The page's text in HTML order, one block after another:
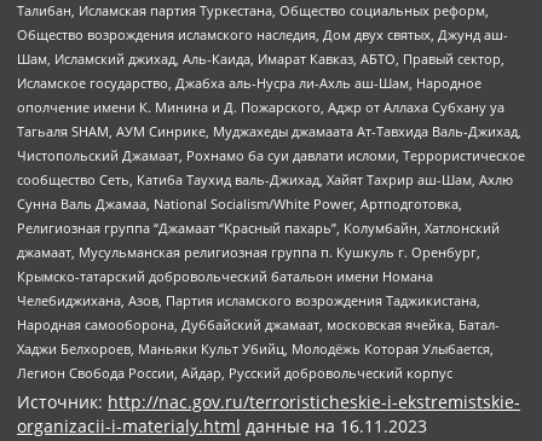
Талибан, Исламская партия Туркестана, Общество социальных реформ,
Общество возрождения исламского наследия, Дом двух святых, Джунд аш-
Шам, Исламский джихад, Аль-Каида, Имарат Кавказ, АБТО, Правый сектор,
Исламское государство, Джабха аль-Нусра ли-Ахль аш-Шам, Народное
ополчение имени К. Минина и Д. Пожарского, Аджр от Аллаха Субхану уа
Тагьаля SHAM, АУМ Синрике, Муджахеды джамаата Ат-Тавхида Валь-Джихад,
Чистопольский Джамаат, Рохнамо ба суи давлати исломи, Террористическое
сообщество Сеть, Катиба Таухид валь-Джихад, Хайят Тахрир аш-Шам, Ахлю
Сунна Валь Джамаа, National Socialism/White Power, Артподготовка,
Религиозная группа “Джамаат “Красный пахарь”, Колумбайн, Хатлонский
джамаат, Мусульманская религиозная группа п. Кушкуль г. Оренбург,
Крымско-татарский добровольческий батальон имени Номана
Челебиджихана, Азов, Партия исламского возрождения Таджикистана,
Народная самооборона, Дуббайский джамаат, московская ячейка, Батал-
Хаджи Белхороев, Маньяки Культ Убийц, Молодёжь Которая Улыбается,
Легион Свобода России, Айдар, Русский добровольческий корпус
Источник: http://nac.gov.ru/terroristicheskie-i-ekstremistskie-
organizacii-i-materialy.html данные на 16.11.2023